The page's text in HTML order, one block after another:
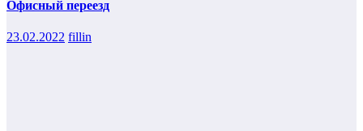
Офисный переезд
23.02.2022 fillin